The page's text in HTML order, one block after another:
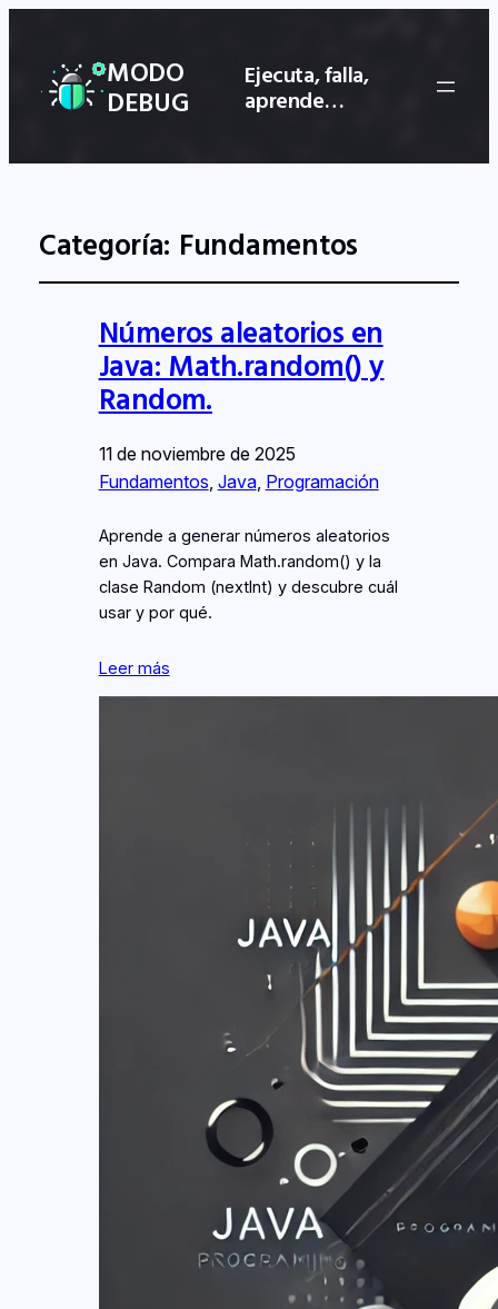
MODO
DEBUG
Ejecuta, falla,
aprende…
Categoría: Fundamentos
Números aleatorios en
Java: Math.random() y
Random.
11 de noviembre de 2025
Fundamentos Java, Programación
Aprende a generar números aleatorios
en Java. Compara Math.random() y la
clase Random (nextInt) y descubre cuál
usar y por qué.
Leer más